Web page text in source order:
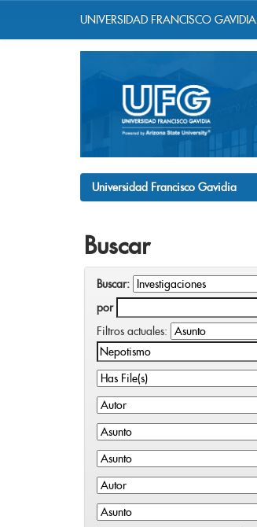
UNIVERSIDAD FRANCISCO GAVIDIA
Universidad Francisco Gavidia
Buscar
Buscar:
por
Filtros actuales: